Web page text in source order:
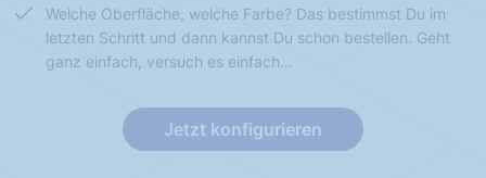
Welche Oberfläche, welche Farbe? Das bestimmst Du im
letzten Schritt und dann kannst Du schon bestellen. Geht
ganz einfach, versuch es einfach…
Jetzt konfigurieren